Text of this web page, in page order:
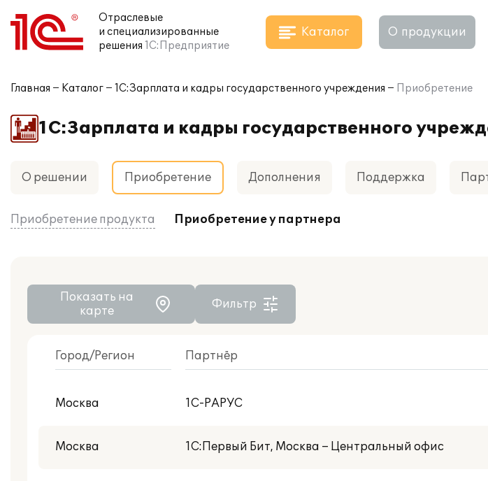
Отраслевые
и специализированные
решения 1С:Предприятие
Каталог О продукции
Главная Каталог 1С:Зарплата и кадры государственного учреждения Приобретение
1С:Зарплата и кадры государственного
О решении Приобретение Дополнения Поддержка
Приобретение продукта Приобретение у партнера
Показать на
карте
Фильтр
Город/Регион Партнёр
Москва 1С-РАРУС
Москва 1С:Первый Бит, Москва – Центральный офис